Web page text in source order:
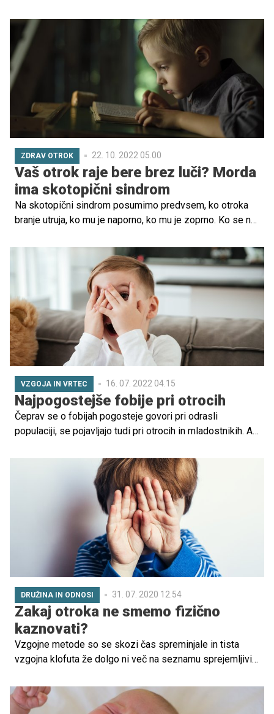
telesni občutki, ki počutje le še poslabšajo. Preverite
ključne značilnosti, vzroke in načine zdravljenja.
ZDRAV OTROK 22. 10. 2022 05.00
Vaš otrok raje bere brez luči? Morda
ima skotopični sindrom
Na skotopični sindrom posumimo predvsem, ko otroka
branje utruja, ko mu je naporno, ko mu je zoprno. Ko se ne
recimo ob opravljanju domače naloge, ali ko po krajšem
šolskem delu postane vidno utrujen. Kako prepoznati, če
ga ima vaš otrok, in kako mu lahko pomagate, je razložila
doc. dr. Polona Kelava, certificirana diagnostičarka
skotopičnega sindroma po mednarodno priznani metodi
Irlen.
VZGOJA IN VRTEC 16. 07. 2022 04.15
Najpogostejše fobije pri otrocih
Čeprav se o fobijah pogosteje govori pri odrasli
populaciji, se pojavljajo tudi pri otrocih in mladostnikih. A
nerazumen strah, ki ga sproži prisotnost ali pričakovanje
določenega objekta ali situacije. Najpogostejše fobije pri
otrocih vključujejo živali, kri, zaprte prostore, letenje. Da
sploh govorimo o fobiji in ne le prehodnem strahu, mora
ta trajati vsaj 6 mesecev in močno poseči v vsakodnevno
DRUŽINA IN ODNOSI 31. 07. 2020 12.54
Zakaj otroka ne smemo fizično
kaznovati?
Vzgojne metode so se skozi čas spreminjale in tista
vzgojna klofuta že dolgo ni več na seznamu sprejemljivih
povzročimo otroku, preprosto prehude.